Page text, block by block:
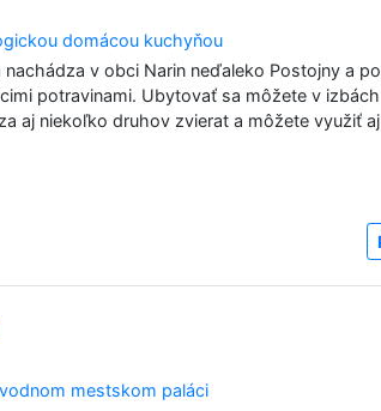
domácou kuchyňou
v obci Narin neďaleko Postojny a
potravinami. Ubytovať sa môžete v
aj niekoľko druhov zvierat a môžete využiť aj
mestskom paláci